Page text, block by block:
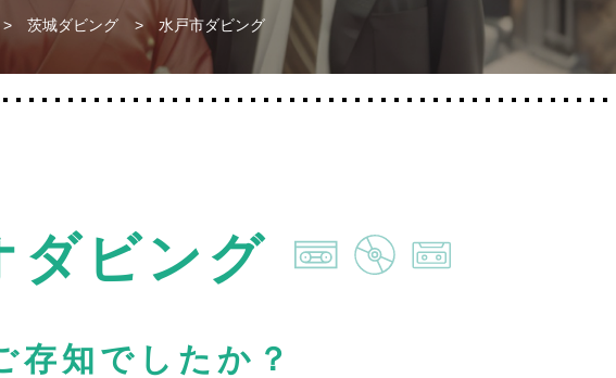
茨城ダビング > 水戸市ダビング
ダビング
存知でしたか？